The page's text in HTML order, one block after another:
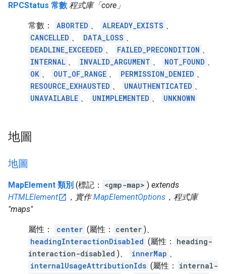
RPCStatus 常數 程式庫「core」
常數： ABORTED 、 ALREADY_EXISTS 、
CANCELLED 、 DATA_LOSS 、
DEADLINE_EXCEEDED 、 FAILED_PRECONDITION 、
INTERNAL 、 INVALID_ARGUMENT 、 NOT_FOUND 、
OK 、 OUT_OF_RANGE 、 PERMISSION_DENIED 、
RESOURCE_EXHAUSTED 、 UNAUTHENTICATED 、
UNAVAILABLE 、 UNIMPLEMENTED 、 UNKNOWN
地圖
地圖
MapElement 類別 (標記： <gmp-map> ) extends
HTMLElement
，實作MapElementOptions ，程式庫
"maps"
屬性： center (屬性： center )、
headingInteractionDisabled (屬性：
heading-
interaction-disabled )、 innerMap 、
internalUsageAttributionIds (屬性：
internal-